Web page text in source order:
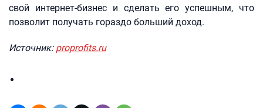
свой интернет-бизнес и сделать его успешным, что
позволит получать гораздо больший доход.
Источник: proprofits.ru